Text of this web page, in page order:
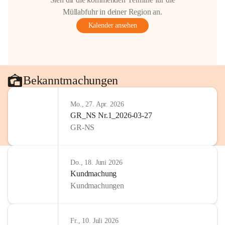
Müllabfuhr in deiner Region an.
Kalender ansehen
Bekanntmachungen
Mo., 27. Apr. 2026
GR_NS Nr.1_2026-03-27
GR-NS
Do., 18. Juni 2026
Kundmachung
Kundmachungen
Fr., 10. Juli 2026